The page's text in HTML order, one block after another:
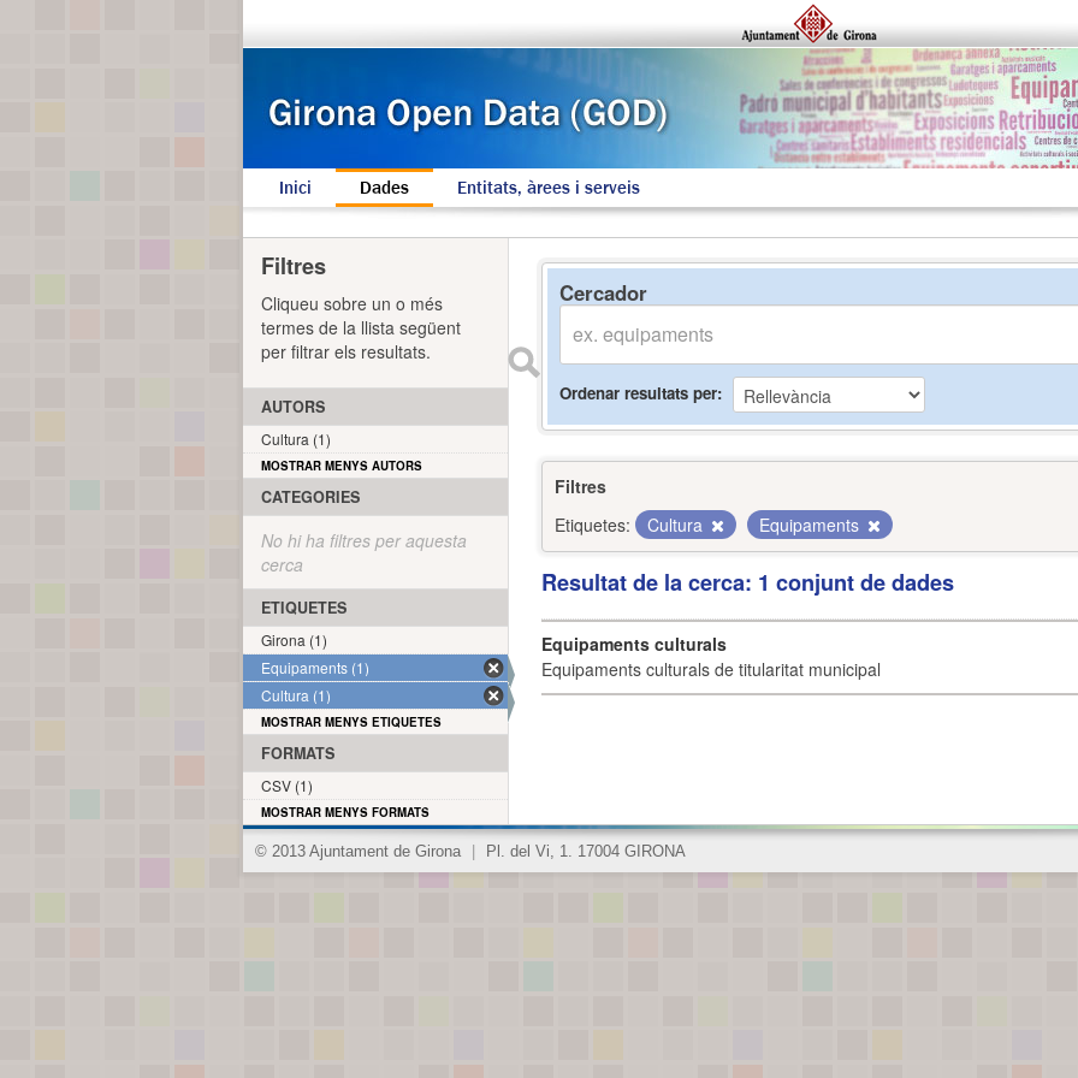
Inici Dades Entitats, àrees i serveis
Cercador
Ordenar resultats per
Filtres
Etiquetes:
Cultura Equipaments
Resultat de la cerca: 1 conjunt de dades
Equipaments culturals
Equipaments culturals de titularitat municipal
Filtres
Cliqueu sobre un o més
termes de la llista següent
per filtrar els resultats.
AUTORS
Cultura (1)
MOSTRAR MENYS AUTORS
CATEGORIES
No hi ha filtres per aquesta
cerca
ETIQUETES
Girona (1)
Equipaments (1)
Cultura (1)
MOSTRAR MENYS ETIQUETES
FORMATS
CSV (1)
MOSTRAR MENYS FORMATS
© 2013 Ajuntament de Girona Pl. del Vi, 1. 17004 GIRONA